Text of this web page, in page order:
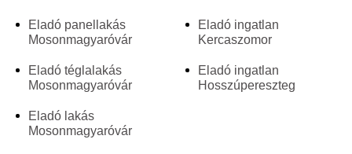
Eladó panellakás
Mosonmagyaróvár
Eladó téglalakás
Mosonmagyaróvár
Eladó lakás
Mosonmagyaróvár
Eladó ingatlan
Kercaszomor
Eladó ingatlan
Hosszúpereszteg